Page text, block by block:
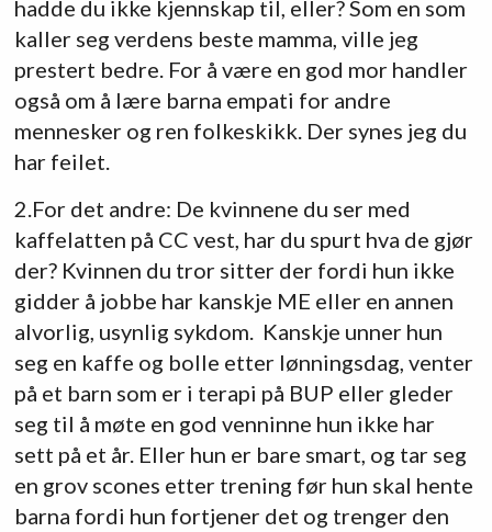
hadde du ikke kjennskap til, eller? Som en som
kaller seg verdens beste mamma, ville jeg
prestert bedre. For å være en god mor handler
også om å lære barna empati for andre
mennesker og ren folkeskikk. Der synes jeg du
har feilet.
2.For det andre: De kvinnene du ser med
kaffelatten på CC vest, har du spurt hva de gjør
der? Kvinnen du tror sitter der fordi hun ikke
gidder å jobbe har kanskje ME eller en annen
alvorlig, usynlig sykdom. Kanskje unner hun
seg en kaffe og bolle etter lønningsdag, venter
på et barn som er i terapi på BUP eller gleder
seg til å møte en god venninne hun ikke har
sett på et år. Eller hun er bare smart, og tar seg
en grov scones etter trening før hun skal hente
barna fordi hun fortjener det og trenger den